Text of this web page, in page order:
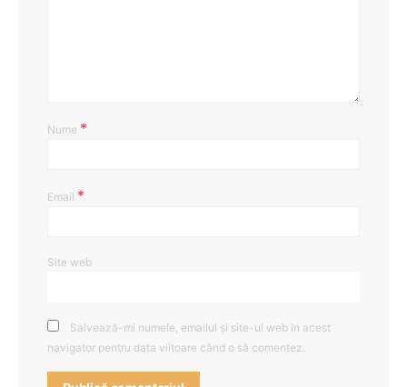
Nume *
Email *
Site web
Salvează-mi numele, emailul și site-ul web în acest
navigator pentru data viitoare când o să comentez.